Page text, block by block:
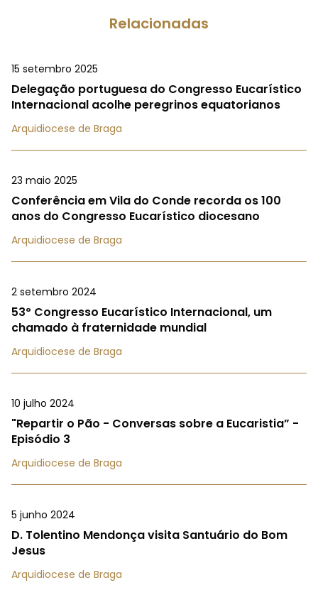
Relacionadas
15 setembro 2025
Delegação portuguesa do Congresso Eucarístico
Internacional acolhe peregrinos equatorianos
Arquidiocese de Braga
23 maio 2025
Conferência em Vila do Conde recorda os 100
anos do Congresso Eucarístico diocesano
Arquidiocese de Braga
2 setembro 2024
53º Congresso Eucarístico Internacional, um
chamado à fraternidade mundial
Arquidiocese de Braga
10 julho 2024
"Repartir o Pão - Conversas sobre a Eucaristia” -
Episódio 3
Arquidiocese de Braga
5 junho 2024
D. Tolentino Mendonça visita Santuário do Bom
Jesus
Arquidiocese de Braga